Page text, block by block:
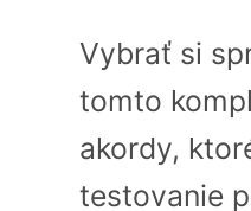
Vybrať si
tomto
akordy,
testovanie